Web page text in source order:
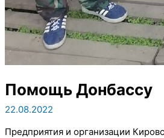
Помощь Донбассу
22.08.2022
Предприятия и организации